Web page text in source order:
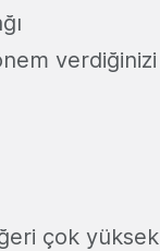
verdiğinizi
çok yüksek